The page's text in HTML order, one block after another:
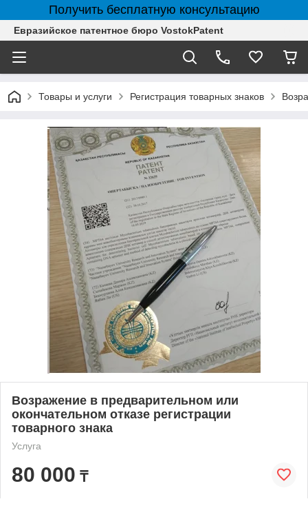
Получить бесплатную консультацию
Евразийское патентное бюро VostokPatent
Товары и услуги Регистрация товарных знаков
Возражение в предварительном или
окончательном отказе регистрации
товарного знака
Услуга
80 000 ₸